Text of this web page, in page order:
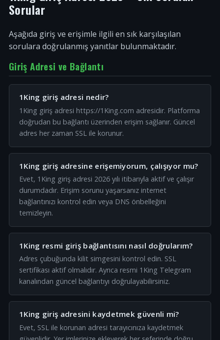
Sorular
Aşağıda giriş ve erişimle ilgili en sık karşılaşılan
sorulara doğrulanmış yanıtlar bulunmaktadır.
Giriş Adresi ve Bağlantı
1King giriş adresi nedir?
1King giriş adresi https://1King.com adresidir. Platforma
doğrudan bu bağlantı üzerinden erişim sağlanır. Güncel
adres her zaman SSL ile korunur.
1King giriş adresine erişemiyorum, çalışıyor mu?
Evet, 1King giriş adresi 2026 yılı itibarıyla aktif ve çalışır
durumdadır. Erişim sorunu yaşarsanız internet
bağlantınızı kontrol edin veya DNS önbelleğini
temizleyin.
1King resmi giriş bağlantısını nasıl doğrularım?
Adres çubuğunda kilit simgesini kontrol edin. SSL
sertifikası aktif olmalıdır. Ayrıca resmi 1King Telegram
kanalından güncel bağlantıyı doğrulayabilirsiniz.
1King giriş adresini kaydetmek güvenli mi?
Evet, SSL ile korunan adresi tarayıcınıza kaydetmek